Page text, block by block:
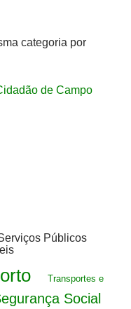
categoria por
de Campo
Públicos
Transportes e
Social